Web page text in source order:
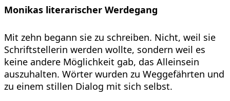
Monikas literarischer Werdegang
Mit zehn begann sie zu schreiben. Nicht, weil sie
Schriftstellerin werden wollte, sondern weil es
keine andere Möglichkeit gab, das Alleinsein
auszuhalten. Wörter wurden zu Weggefährten und
zu einem stillen Dialog mit sich selbst.